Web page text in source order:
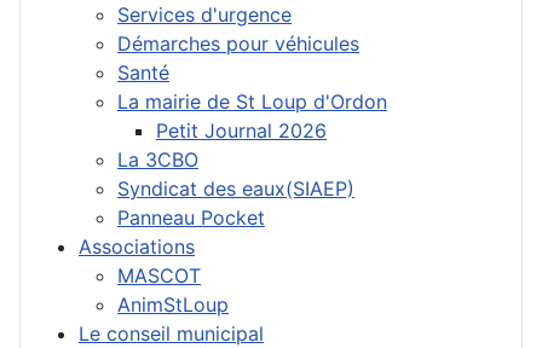
Services d'urgence
Démarches pour véhicules
Santé
La mairie de St Loup d'Ordon
Petit Journal 2026
La 3CBO
Syndicat des eaux(SIAEP)
Panneau Pocket
Associations
MASCOT
AnimStLoup
Le conseil municipal